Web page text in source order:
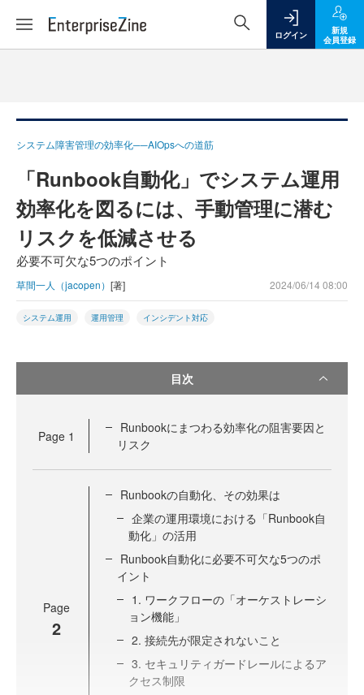
ログイン
新規
会員登録
システム障害管理の効率化──AIOpsへの道筋
「Runbook自動化」でシステム運用
効率化を図るには、手動管理に潜む
リスクを低減させる
必要不可欠な5つのポイント
草間一人（jacopen） [著] 2024/06/14 08:00
システム運用 運用管理 インシデント対応
目次
Page 1
Runbookにまつわる効率化の阻害要因と
リスク
Page
2
Runbookの自動化、その効果は
企業の運用環境における「Runbook自
動化」の活用
Runbook自動化に必要不可欠な5つのポ
イント
1. ワークフローの「オーケストレーシ
ョン機能」
2. 接続先が限定されないこと
3. セキュリティガードレールによるア
クセス制限